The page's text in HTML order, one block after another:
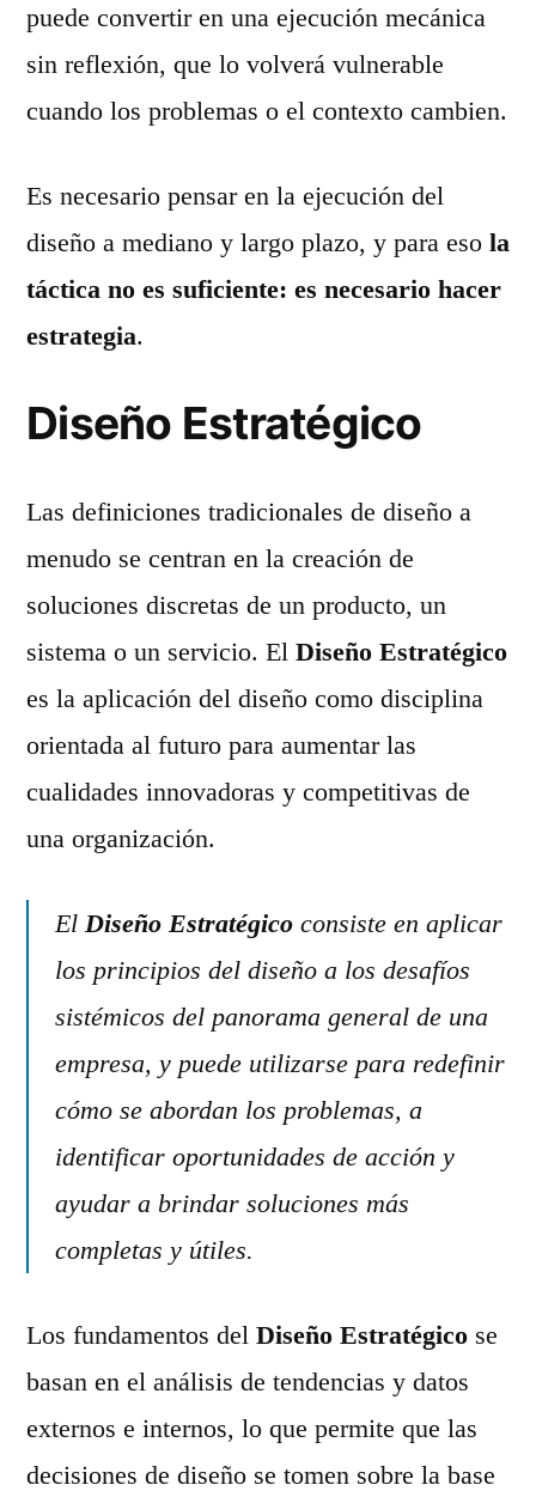
puede convertir en una ejecución mecánica
sin reflexión, que lo volverá vulnerable
cuando los problemas o el contexto cambien.
Es necesario pensar en la ejecución del
diseño a mediano y largo plazo, y para eso la
táctica no es suficiente: es necesario hacer
estrategia.
Diseño Estratégico
Las definiciones tradicionales de diseño a
menudo se centran en la creación de
soluciones discretas de un producto, un
sistema o un servicio. El Diseño Estratégico
es la aplicación del diseño como disciplina
orientada al futuro para aumentar las
cualidades innovadoras y competitivas de
una organización.
El Diseño Estratégico consiste en aplicar
los principios del diseño a los desafíos
sistémicos del panorama general de una
empresa, y puede utilizarse para redefinir
cómo se abordan los problemas, a
identificar oportunidades de acción y
ayudar a brindar soluciones más
completas y útiles.
Los fundamentos del Diseño Estratégico se
basan en el análisis de tendencias y datos
externos e internos, lo que permite que las
decisiones de diseño se tomen sobre la base